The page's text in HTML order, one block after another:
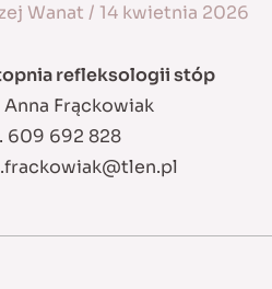
Wanat / 14 kwietnia 2026
refleksologii stóp
Frąckowiak
609 692 828